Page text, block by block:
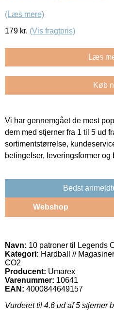
(Læs mere)
179 kr. (Vis fragtpris)
Læs
Køb
Vi har gennemgået de mest
dem med stjerner fra 1 til 5 ud
sortimentstørrelse,
betingelser, leveringsformer
Bedst
Webshop
Navn: 10 patroner til Legends
Kategori: Hardball //
CO2
Producent: Umarex
Varenummer: 10641
EAN: 4000844649157
Vurderet til 4.6 ud af 5 stjerner